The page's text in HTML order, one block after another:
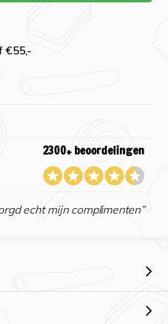
€55,-
2300+ beoordelingen
echt mijn complimenten”